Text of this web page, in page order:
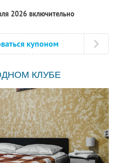
2026 включительно
купоном
КЛУБЕ